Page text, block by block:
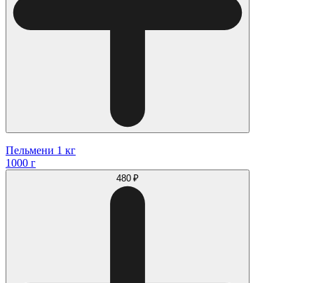
Пельмени 1 кг
1000 г
480 ₽